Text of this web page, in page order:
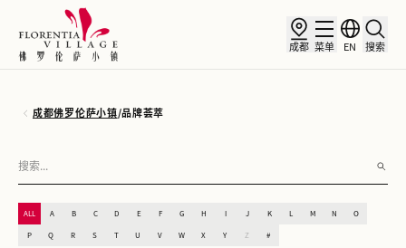
成都 菜单 EN 搜索
成都佛罗伦萨小镇/品牌荟萃
ALL A B C D E F G H K M N O
P Q R S T U V W X Y Z #